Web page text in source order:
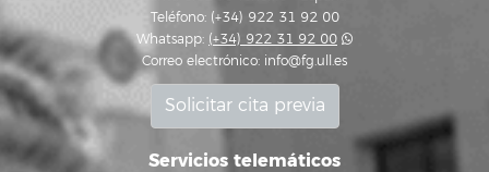
Teléfono: (+34) 922 31 92 00
Whatsapp: (+34) 922 31 92 00
Correo electrónico: info@fg.ull.es
Solicitar cita previa
Servicios telemáticos